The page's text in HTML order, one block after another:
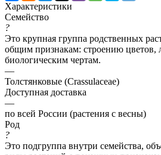
Характеристики
Семейство
?
Это крупная группа родственных
общим признакам: строению цветов,
биологическим чертам.
—
Толстянковые (Crassulaceae)
Доступная доставка
—
по всей России (растения с весны)
Род
?
Это подгруппа внутри семейства,